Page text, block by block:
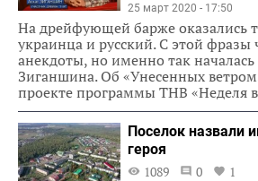
25 март 2020 - 17:50
На дрейфующей барже оказались
украинца и русский. С этой фразы
анекдоты, но именно так началась
Зиганшина. Об «Унесенных
проекте программы ТНВ «Неделя
Поселок назвали
героя
1089
0 1